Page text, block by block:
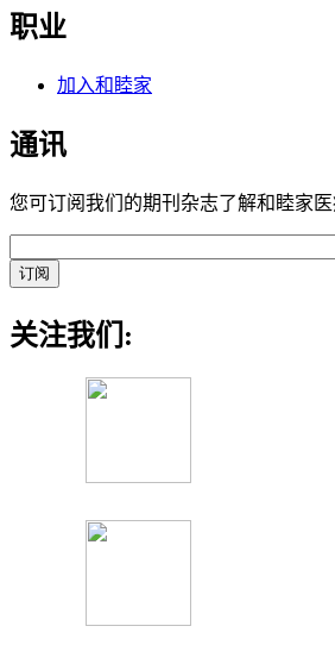
职业
加入和睦家
通讯
您可订阅我们的期刊杂志了解和睦家医
关注我们: